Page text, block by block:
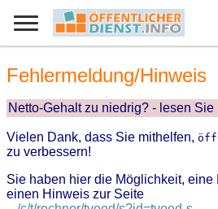
Fehlermeldung/Hinweis
Netto-Gehalt zu niedrig? - lesen Sie
Vielen Dank, dass Sie mithelfen,
zu verbessern!
Sie haben hier die Möglichkeit,
einen Hinweis zur Seite